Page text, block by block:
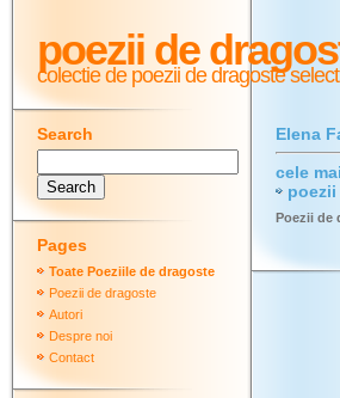
poezii de
colectie de poezii de dragoste
Search
Pages
Toate Poeziile de dragoste
Poezii de dragoste
Autori
Despre noi
Contact
Elena
cele
Poezii de